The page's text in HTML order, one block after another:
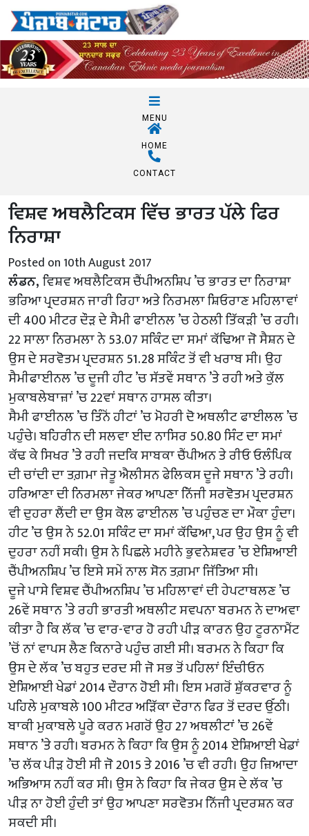
MENU
HOME
CONTACT
ਵਿਸ਼ਵ ਅਥਲੈਟਿਕਸ ਵਿੱਚ ਭਾਰਤ ਪੱਲੇ ਫਿਰ
ਨਿਰਾਸ਼ਾ
Posted on 10th August 2017
ਲੰਡਨ,ਵਿਸ਼ਵ ਅਥਲੈਟਿਕਸ ਚੈਂਪੀਅਨਸ਼ਿਪ ’ਚ ਭਾਰਤ ਦਾ ਨਿਰਾਸ਼ਾ
ਭਰਿਆ ਪ੍ਰਦਰਸ਼ਨ ਜਾਰੀ ਰਿਹਾ ਅਤੇ ਨਿਰਮਲਾ ਸ਼ਿਓਰਾਣ ਮਹਿਲਾਵਾਂ
ਦੀ 400 ਮੀਟਰ ਦੌੜ ਦੇ ਸੈਮੀ ਫਾਈਨਲ ’ਚ ਹੇਠਲੀ ਤਿੱਕੜੀ ’ਚ ਰਹੀ।
22 ਸਾਲਾ ਨਿਰਮਲਾ ਨੇ 53.07 ਸਕਿੰਟ ਦਾ ਸਮਾਂ ਕੱਢਿਆ ਜੋ ਸੈਸ਼ਨ ਦੇ
ਉਸ ਦੇ ਸਰਵੋਤਮ ਪ੍ਰਦਰਸ਼ਨ 51.28 ਸਕਿੰਟ ਤੋਂ ਵੀ ਖਰਾਬ ਸੀ। ਉਹ
ਸੈਮੀਫਾਈਨਲ ’ਚ ਦੂਜੀ ਹੀਟ ’ਚ ਸੱਤਵੇਂ ਸਥਾਨ ’ਤੇ ਰਹੀ ਅਤੇ ਕੁੱਲ
ਮੁਕਾਬਲੇਬਾਜ਼ਾਂ ’ਚ 22ਵਾਂ ਸਥਾਨ ਹਾਸਲ ਕੀਤਾ।
ਸੈਮੀ ਫਾਈਨਲ ’ਚ ਤਿੰਨੋਂ ਹੀਟਾਂ ’ਚ ਮੋਹਰੀ ਦੋ ਅਥਲੀਟ ਫਾਈਲਲ ’ਚ
ਪਹੁੰਚੇ। ਬਹਿਰੀਨ ਦੀ ਸਲਵਾ ਈਦ ਨਾਸਿਰ 50.80 ਸਿੰਟ ਦਾ ਸਮਾਂ
ਕੱਢ ਕੇ ਸਿਖਰ ’ਤੇ ਰਹੀ ਜਦਕਿ ਸਾਬਕਾ ਚੈਂਪੀਅਨ ਤੇ ਰੀਓ ਓਲੰਪਿਕ
ਦੀ ਚਾਂਦੀ ਦਾ ਤਗ਼ਮਾ ਜੇਤੂ ਐਲੀਸਨ ਫੇਲਿਕਸ ਦੂਜੇ ਸਥਾਨ ’ਤੇ ਰਹੀ।
ਹਰਿਆਣਾ ਦੀ ਨਿਰਮਲਾ ਜੇਕਰ ਆਪਣਾ ਨਿੱਜੀ ਸਰਵੋਤਮ ਪ੍ਰਦਰਸ਼ਨ
ਵੀ ਦੁਹਰਾ ਲੈਂਦੀ ਦਾ ਉਸ ਕੋਲ ਫਾਈਨਲ ’ਚ ਪਹੁੰਚਣ ਦਾ ਮੌਕਾ ਹੁੰਦਾ।
ਹੀਟ ’ਚ ਉਸ ਨੇ 52.01 ਸਕਿੰਟ ਦਾ ਸਮਾਂ ਕੱਢਿਆ, ਪਰ ਉਹ ਉਸ ਨੂੰ ਵੀ
ਦੁਹਰਾ ਨਹੀਂ ਸਕੀ। ਉਸ ਨੇ ਪਿਛਲੇ ਮਹੀਨੇ ਭੁਵਨੇਸ਼ਵਰ ’ਚ ਏਸ਼ਿਆਈ
ਚੈਂਪੀਅਨਸ਼ਿਪ ’ਚ ਇਸੇ ਸਮੇਂ ਨਾਲ ਸੋਨ ਤਗ਼ਮਾ ਜਿੱਤਿਆ ਸੀ।
ਦੂਜੇ ਪਾਸੇ ਵਿਸ਼ਵ ਚੈਂਪੀਅਨਸ਼ਿਪ ’ਚ ਮਹਿਲਾਵਾਂ ਦੀ ਹੇਪਟਾਥਲਣ ’ਚ
26ਵੇਂ ਸਥਾਨ ’ਤੇ ਰਹੀ ਭਾਰਤੀ ਅਥਲੀਟ ਸਵਪਨਾ ਬਰਮਨ ਨੇ ਦਾਅਵਾ
ਕੀਤਾ ਹੈ ਕਿ ਲੱਕ ’ਚ ਵਾਰ-ਵਾਰ ਹੋ ਰਹੀ ਪੀੜ ਕਾਰਨ ਉਹ ਟੂਰਨਾਮੈਂਟ
’ਚੋਂ ਨਾਂ ਵਾਪਸ ਲੈਣ ਕਿਨਾਰੇ ਪਹੁੰਚ ਗਈ ਸੀ। ਬਰਮਨ ਨੇ ਕਿਹਾ ਕਿ
ਉਸ ਦੇ ਲੱਕ ’ਚ ਬਹੁਤ ਦਰਦ ਸੀ ਜੋ ਸਭ ਤੋਂ ਪਹਿਲਾਂ ਇੰਚੀਓਨ
ਏਸ਼ਿਆਈ ਖੇਡਾਂ 2014 ਦੌਰਾਨ ਹੋਈ ਸੀ। ਇਸ ਮਗਰੋਂ ਸ਼ੁੱਕਰਵਾਰ ਨੂੰ
ਪਹਿਲੇ ਮੁਕਾਬਲੇ 100 ਮੀਟਰ ਅੜਿੱਕਾ ਦੌਰਾਨ ਫਿਰ ਤੋਂ ਦਰਦ ਉੱਠੀ।
ਬਾਕੀ ਮੁਕਾਬਲੇ ਪੂਰੇ ਕਰਨ ਮਗਰੋਂ ਉਹ 27 ਅਥਲੀਟਾਂ ’ਚ 26ਵੇਂ
ਸਥਾਨ ’ਤੇ ਰਹੀ। ਬਰਮਨ ਨੇ ਕਿਹਾ ਕਿ ਉਸ ਨੂੰ 2014 ਏਸ਼ਿਆਈ ਖੇਡਾਂ
’ਚ ਲੱਕ ਪੀੜ ਹੋਈ ਸੀ ਜੋ 2015 ਤੇ 2016 ’ਚ ਵੀ ਰਹੀ। ਉਹ ਜ਼ਿਆਦਾ
ਅਭਿਆਸ ਨਹੀਂ ਕਰ ਸੀ। ਉਸ ਨੇ ਕਿਹਾ ਕਿ ਜੇਕਰ ਉਸ ਦੇ ਲੱਕ ’ਚ
ਪੀੜ ਨਾ ਹੋਈ ਹੁੰਦੀ ਤਾਂ ਉਹ ਆਪਣਾ ਸਰਵੋਤਮ ਨਿੱਜੀ ਪ੍ਰਦਰਸ਼ਨ ਕਰ
ਸਕਦੀ ਸੀ।